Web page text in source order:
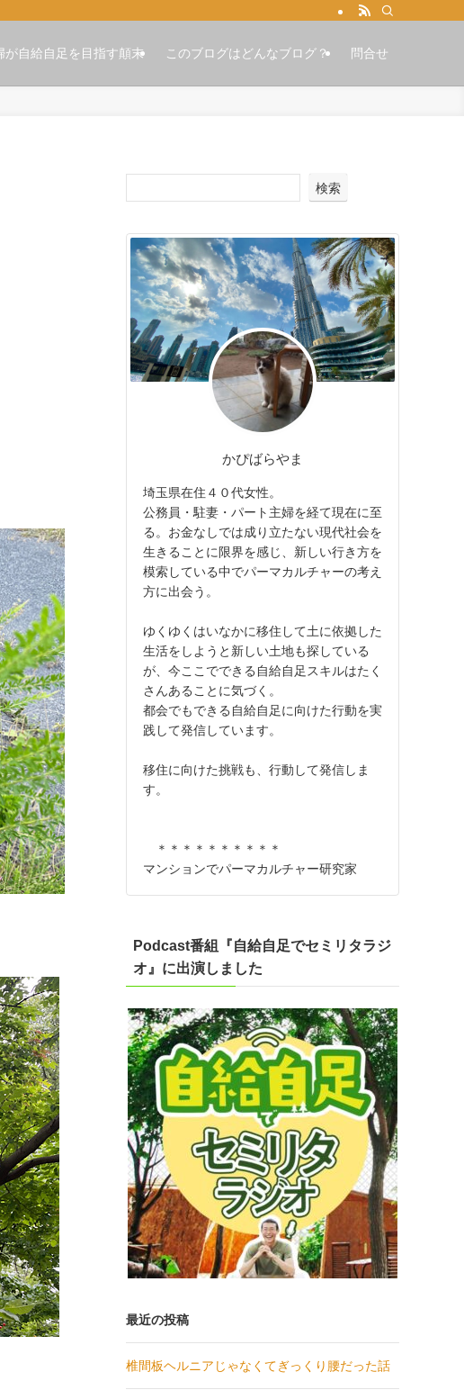
が自給自足を目指す顛末 このブログはどんなブログ？ 問合せ
検索
かぴばらやま
埼玉県在住４０代女性。
公務員・駐妻・パート主婦を経て現在に至
る。お金なしでは成り立たない現代社会を
生きることに限界を感じ、新しい行き方を
模索している中でパーマカルチャーの考え
方に出会う。
ゆくゆくはいなかに移住して土に依拠した
生活をしようと新しい土地も探している
が、今ここでできる自給自足スキルはたく
さんあることに気づく。
都会でもできる自給自足に向けた行動を実
践して発信しています。
移住に向けた挑戦も、行動して発信しま
す。
＊＊＊＊＊＊＊＊＊＊
マンションでパーマカルチャー研究家
Podcast番組『自給自足でセミリタラジ
オ』に出演しました
最近の投稿
椎間板ヘルニアじゃなくてぎっくり腰だった話